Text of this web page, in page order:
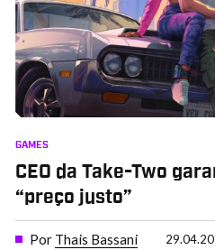
GAMES
CEO da Take-Two
“preço justo”
Por Thais Bassani